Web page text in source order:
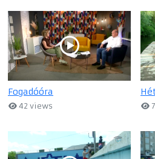
Fogadóóra
42 views